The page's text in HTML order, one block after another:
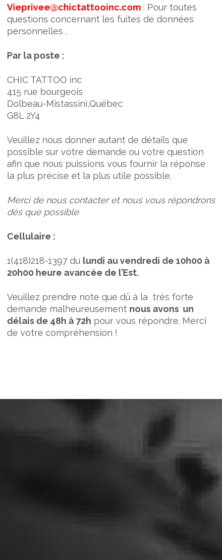
Vieprivee@chictattooinc.com : Pour toutes
questions concernant les fuites de données
personnelles .
Par la poste :
CHIC TATTOO inc
415 rue bourgeois
Dolbeau-Mistassini,Québec
G8L 2Y4
Veuillez nous donner autant de détails que
possible sur votre demande ou votre question
afin que nous puissions vous fournir la réponse
la plus précise et la plus utile possible.
Merci de nous contacter et nous vous répondrons
dès que possible
Cellulaire :
1(418)218-1397 du lundi au vendredi de 10h00 à
20h00 heure avancée de l’Est.
Veuillez prendre note que dû à la très forte
demande malheureusement nous avons un
délais de 48h à 72h pour vous répondre. Merci
de votre compréhension !